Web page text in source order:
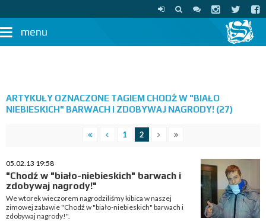
menu
ARTYKUŁY OZNACZONE TAGIEM CHODŹ W "BIAŁO
NIEBIESKICH" BARWACH I ZDOBYWAJ NAGRODY! (27)
1 2
05.02.13 19:58
"Chodź w "biało-niebieskich" barwach i
zdobywaj nagrody!"
We wtorek wieczorem nagrodziliśmy kibica w naszej
zimowej zabawie "Chodź w "biało-niebieskich" barwach i
zdobywaj nagrody!".